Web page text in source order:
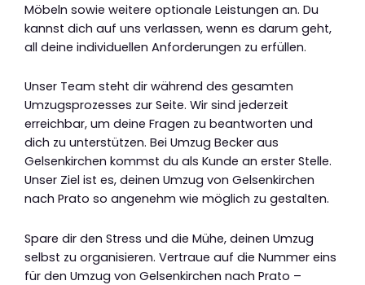
Möbeln sowie weitere optionale Leistungen an. Du
kannst dich auf uns verlassen, wenn es darum geht,
all deine individuellen Anforderungen zu erfüllen.
Unser Team steht dir während des gesamten
Umzugsprozesses zur Seite. Wir sind jederzeit
erreichbar, um deine Fragen zu beantworten und
dich zu unterstützen. Bei Umzug Becker aus
Gelsenkirchen kommst du als Kunde an erster Stelle.
Unser Ziel ist es, deinen Umzug von Gelsenkirchen
nach Prato so angenehm wie möglich zu gestalten.
Spare dir den Stress und die Mühe, deinen Umzug
selbst zu organisieren. Vertraue auf die Nummer eins
für den Umzug von Gelsenkirchen nach Prato –